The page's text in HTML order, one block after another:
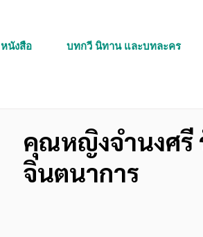
หนังสือ บทกวี นิทาน และบทละคร
คุณหญิงจำนงศรี
จินตนาการ